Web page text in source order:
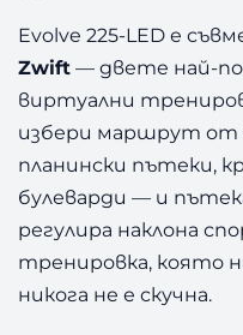
Evolve 225-LED е
Zwift — двете най-
виртуални
избери маршрут от
планински пътеки,
булеварди — и
регулира наклона
тренировка, която
никога не е скучна.